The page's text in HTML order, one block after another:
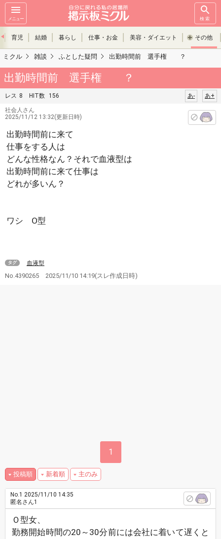
メニュー 検索
育児 結婚 暮らし 仕事・お金 美容・ダイエット その他
ミクル 雑談 ふとした疑問 出勤時間前 選手権 ？
出勤時間前 選手権 ？
レス 8 HIT数 156 あ+
あ-
社会人さん
2025/11/12 13:32(更新日時)
出勤時間前に来て
仕事をする人は
どんな性格なん？それで血液型は
出勤時間前に来て仕事は
どれが多いん？
ワシ O型
タグ 血液型
No.4390265 2025/11/10 14:19(スレ作成日時)
1
投稿順 新着順 主のみ
No.1 2025/11/10 14:35
匿名さん1
Ｏ型女、
勤務開始時間の20～30分前には会社に着いて遅くと